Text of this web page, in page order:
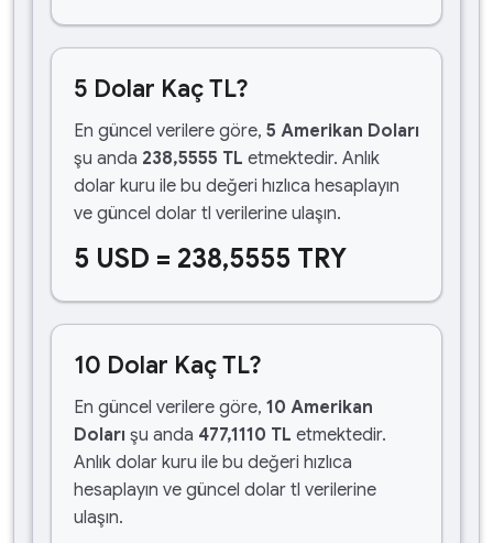
5 Dolar Kaç TL?
En güncel verilere göre, 5 Amerikan Doları
şu anda 238,5555 TL etmektedir. Anlık
dolar kuru ile bu değeri hızlıca hesaplayın
ve güncel dolar tl verilerine ulaşın.
5 USD = 238,5555 TRY
10 Dolar Kaç TL?
En güncel verilere göre, 10 Amerikan
Doları şu anda 477,1110 TL etmektedir.
Anlık dolar kuru ile bu değeri hızlıca
hesaplayın ve güncel dolar tl verilerine
ulaşın.